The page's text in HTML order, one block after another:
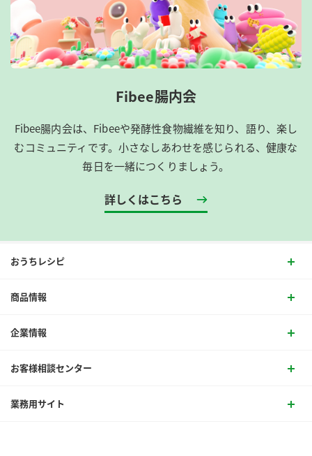
Fibee腸内会
Fibee腸内会は、​Fibeeや発酵性食物繊維を知り、語り、楽し
むコミュニティです。​小さなしあわせを感じられる、健康な
毎日を一緒につくりましょう。
詳しくはこちら
おうちレシピ
商品情報
企業情報
お客様相談センター
業務用サイト